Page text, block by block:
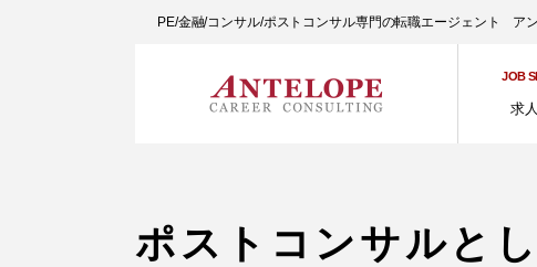
PE/金融/コンサル/ポストコンサル専門の転職エージェント ア
JOB
求
ポストコンサルと